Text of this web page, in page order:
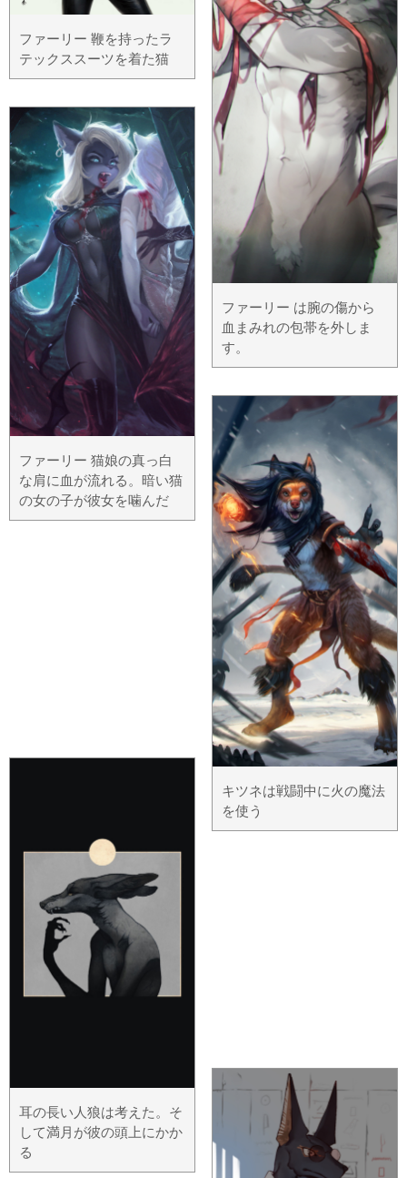
ファーリー 鞭を持ったラ
テックススーツを着た猫
ファーリー 猫娘の真っ白
な肩に血が流れる。暗い猫
の女の子が彼女を噛んだ
耳の長い人狼は考えた。そ
して満月が彼の頭上にかか
る
ファーリー は腕の傷から
血まみれの包帯を外しま
す。
キツネは戦闘中に火の魔法
を使う